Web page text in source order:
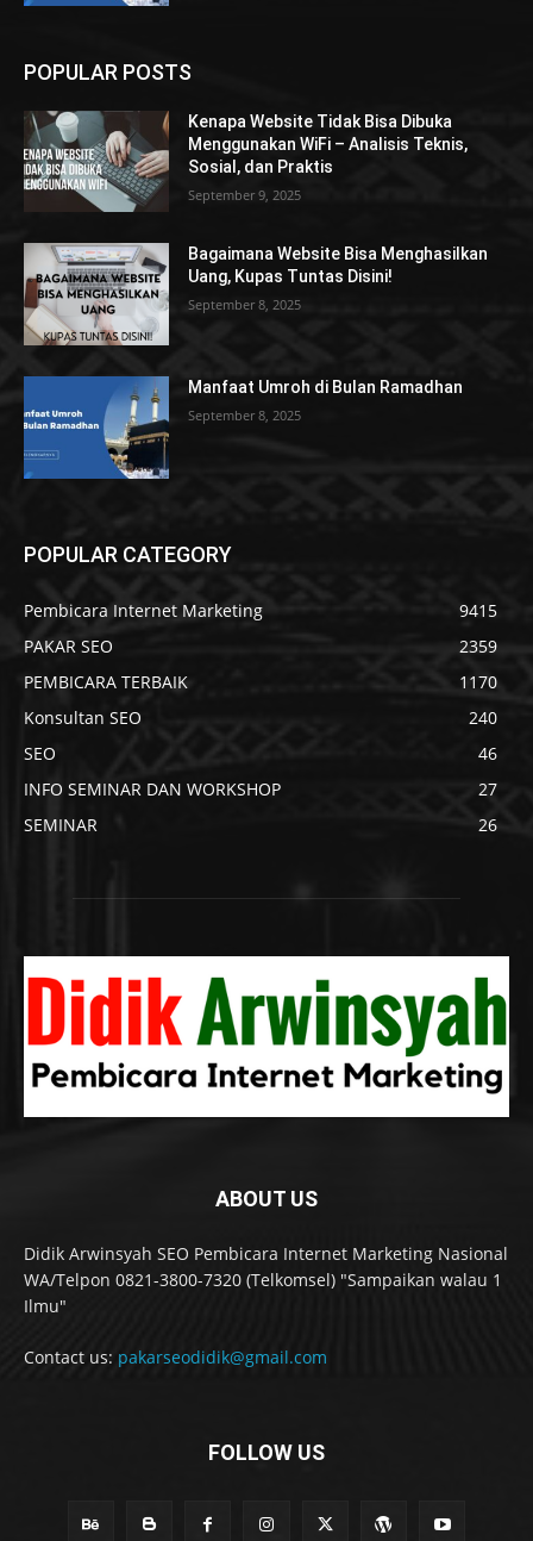
POPULAR POSTS
Kenapa Website Tidak Bisa Dibuka
Menggunakan WiFi – Analisis Teknis,
Sosial, dan Praktis
September 9, 2025
Bagaimana Website Bisa Menghasilkan
Uang, Kupas Tuntas Disini!
September 8, 2025
Manfaat Umroh di Bulan Ramadhan
September 8, 2025
POPULAR CATEGORY
Pembicara Internet Marketing
9415
PAKAR SEO
2359
PEMBICARA TERBAIK
1170
Konsultan SEO
240
SEO
46
INFO SEMINAR DAN WORKSHOP
27
SEMINAR
26
ABOUT US
Didik Arwinsyah SEO Pembicara Internet Marketing Nasional
WA/Telpon 0821-3800-7320 (Telkomsel) "Sampaikan walau 1
Ilmu"
Contact us: pakarseodidik@gmail.com
FOLLOW US